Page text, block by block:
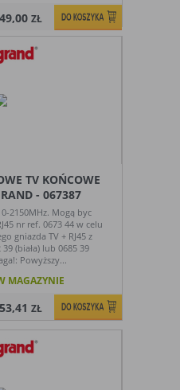
49,00ZŁ
TV KOŃCOWE
- 067387
2150MHz. Mogą byc
nr ref. 0673 44 w celu
gniazda TV + RJ45 z
(biała) lub 0685 39
Powyższy...
MAGAZYNIE
53,41ZŁ